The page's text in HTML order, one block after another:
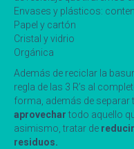
Envases y plásticos:
Papel y cartón
Cristal y vidrio
Orgánica
Además de reciclar la
regla de las 3 R’s al
forma, además de separar
aprovechartodo aquello
asimismo, tratar de
residuos.